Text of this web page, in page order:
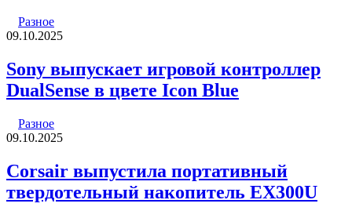
Разное
09.10.2025
Sony выпускает игровой контроллер
DualSense в цвете Icon Blue
Разное
09.10.2025
Corsair выпустила портативный
твердотельный накопитель EX300U